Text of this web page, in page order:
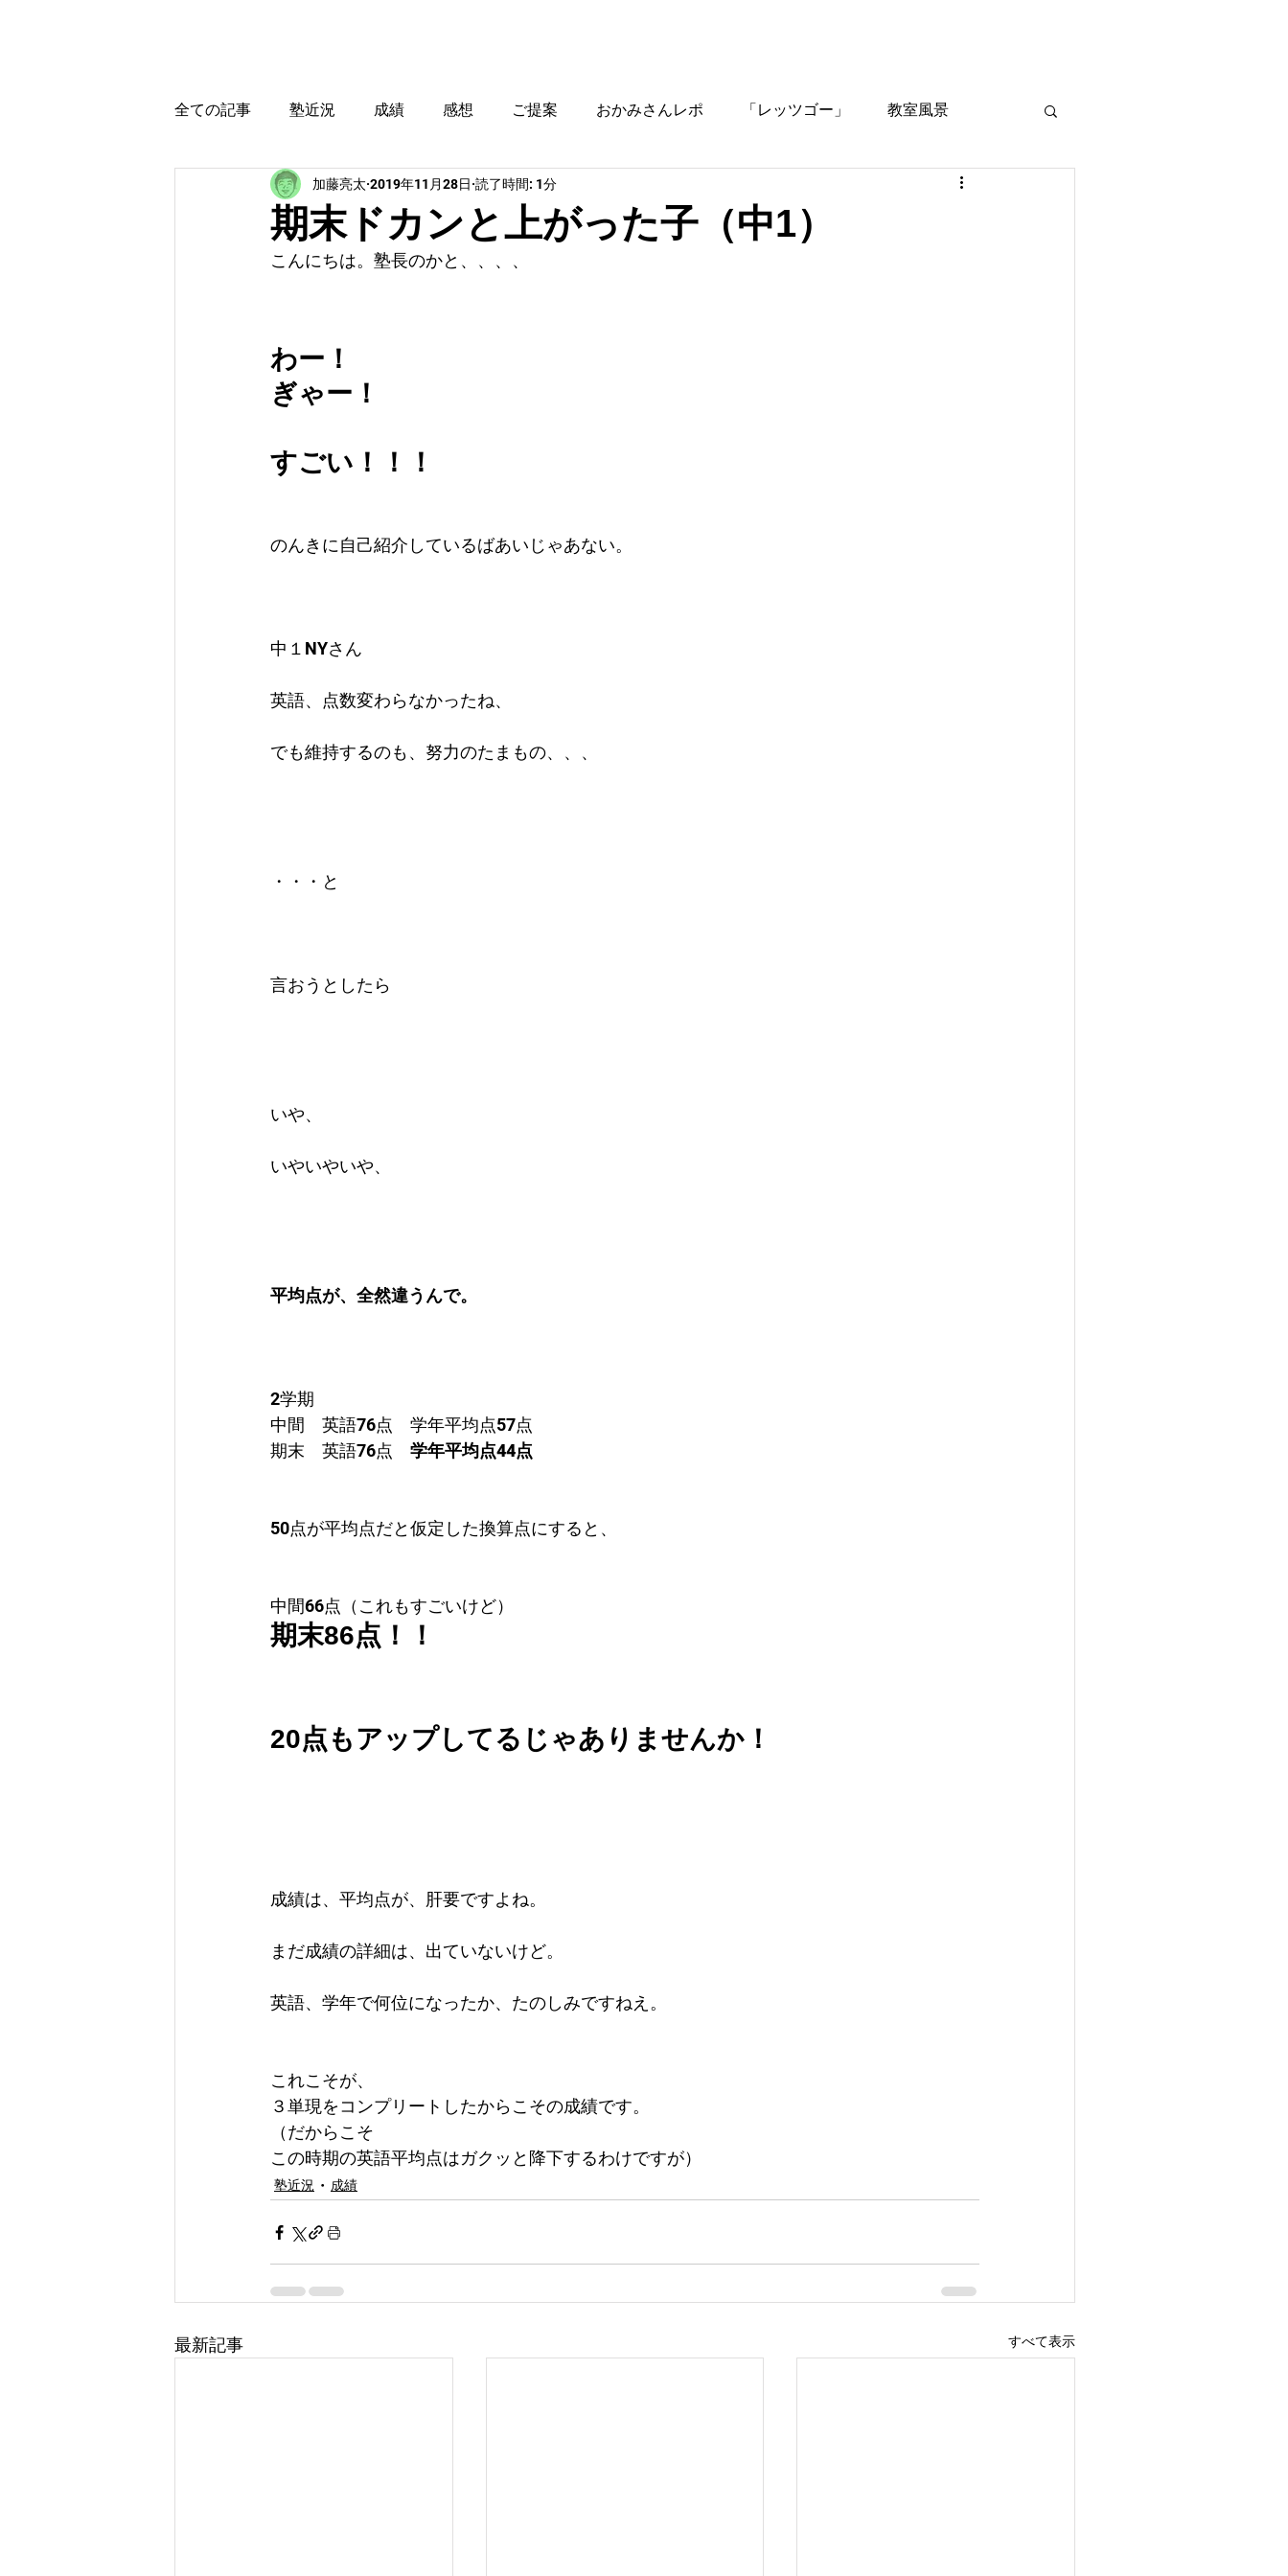
全ての記事 塾近況 成績 感想 ご提案 おかみさんレポ 「レッツゴー」 教室風景
育児・教育本感想 受験に役立つ情報
期末ドカンと上がった子（中1）
加藤亮太 2019年11月28日 読了時間: 1分
こんにちは。塾長のかと、、、、
わー！
ぎゃー！
すごい！！！
のんきに自己紹介しているばあいじゃあない。
中１NYさん
英語、点数変わらなかったね、
でも維持するのも、努力のたまもの、、、
・・・と
言おうとしたら
いや、
いやいやいや、
平均点が、全然違うんで。
2学期
中間　英語76点　学年平均点57点
期末　英語76点 学年平均点44点
50点が平均点だと仮定した換算点にすると、
中間66点（これもすごいけど）
期末86点！！
20点もアップしてるじゃありませんか！
成績は、平均点が、肝要ですよね。
まだ成績の詳細は、出ていないけど。
英語、学年で何位になったか、たのしみですねえ。
これこそが、
３単現をコンプリートしたからこその成績です。
（だからこそ
この時期の英語平均点はガクッと降下するわけですが）
塾近況 成績
最新記事 すべて表示